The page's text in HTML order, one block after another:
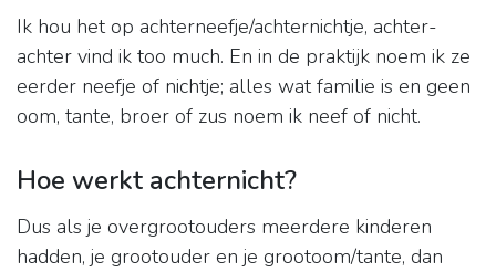
Ik hou het op achterneefje/achternichtje, achter-
achter vind ik too much. En in de praktijk noem ik ze
eerder neefje of nichtje; alles wat familie is en geen
oom, tante, broer of zus noem ik neef of nicht.
Hoe werkt achternicht?
Dus als je overgrootouders meerdere kinderen
hadden, je grootouder en je grootoom/tante, dan